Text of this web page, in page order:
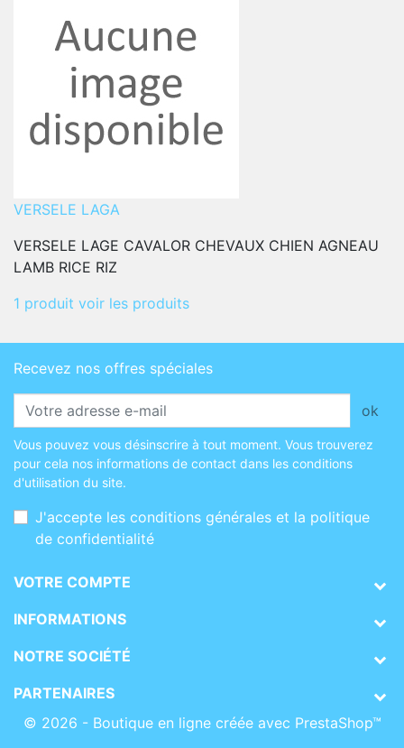
VERSELE LAGA
VERSELE LAGE CAVALOR CHEVAUX CHIEN AGNEAU
LAMB RICE RIZ
1 produit voir les produits
Recevez nos offres spéciales
ok
Vous pouvez vous désinscrire à tout moment. Vous trouverez
pour cela nos informations de contact dans les conditions
d'utilisation du site.
J'accepte les conditions générales et la politique
de confidentialité
VOTRE COMPTE
INFORMATIONS
NOTRE SOCIÉTÉ
PARTENAIRES
© 2026 - Boutique en ligne créée avec PrestaShop™